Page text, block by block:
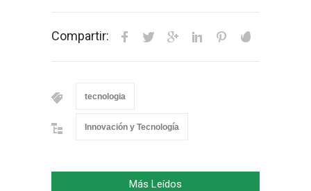
Compartir:
tecnologia
Innovación y Tecnología
Más Leídos